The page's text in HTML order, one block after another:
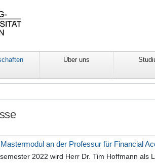
Über uns
an der Professur für Financial
2022 wird Herr Dr. Tim Hoffmann